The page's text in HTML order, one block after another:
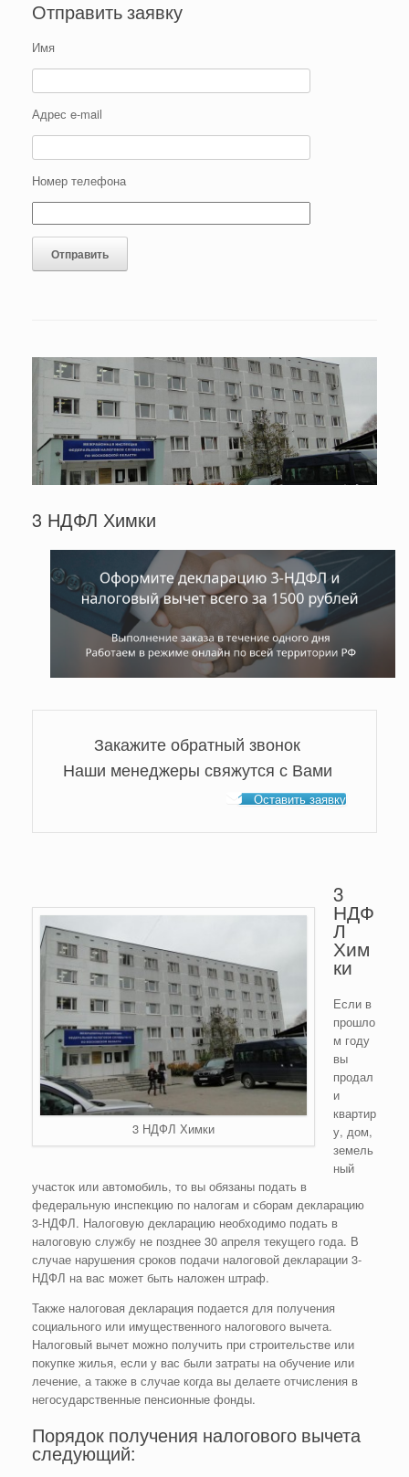
Отправить заявку
Имя
Адрес e-mail
Номер телефона
3 НДФЛ Химки
Закажите обратный звонок
Наши менеджеры свяжутся с Вами
Оставить заявку
3 НДФЛ Химки
3
НДФ
Л
Хим
ки
Если в
прошло
м году
вы
продал
и
квартир
у, дом,
земель
ный
участок или автомобиль, то вы обязаны подать в
федеральную инспекцию по налогам и сборам декларацию
3-НДФЛ. Налоговую декларацию необходимо подать в
налоговую службу не позднее 30 апреля текущего года. В
случае нарушения сроков подачи налоговой декларации 3-
НДФЛ на вас может быть наложен штраф.
Также налоговая декларация подается для получения
социального или имущественного налогового вычета.
Налоговый вычет можно получить при строительстве или
покупке жилья, если у вас были затраты на обучение или
лечение, а также в случае когда вы делаете отчисления в
негосударственные пенсионные фонды.
Порядок получения налогового вычета
следующий: